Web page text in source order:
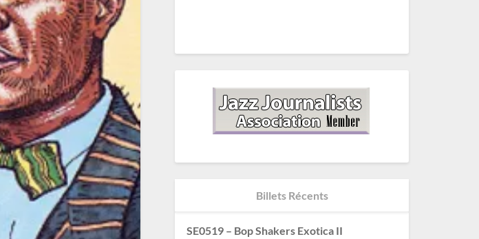
Billets Récents
SE0519 – Bop Shakers Exotica II